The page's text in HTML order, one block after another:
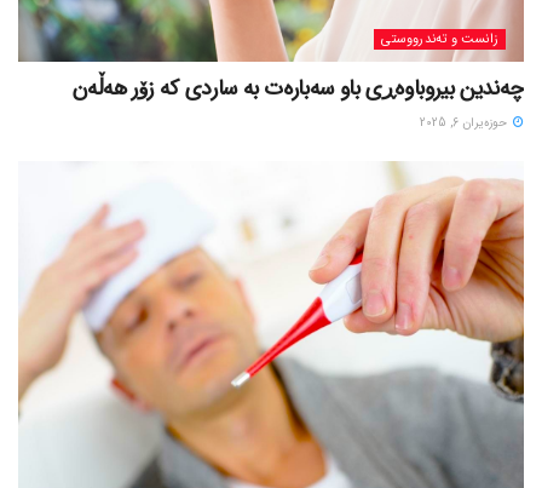
زانست و تەندرووستی
چەندین بیروباوەڕی باو سەبارەت بە ساردی کە زۆر هەڵەن
حوزه‌یران 6, 2025